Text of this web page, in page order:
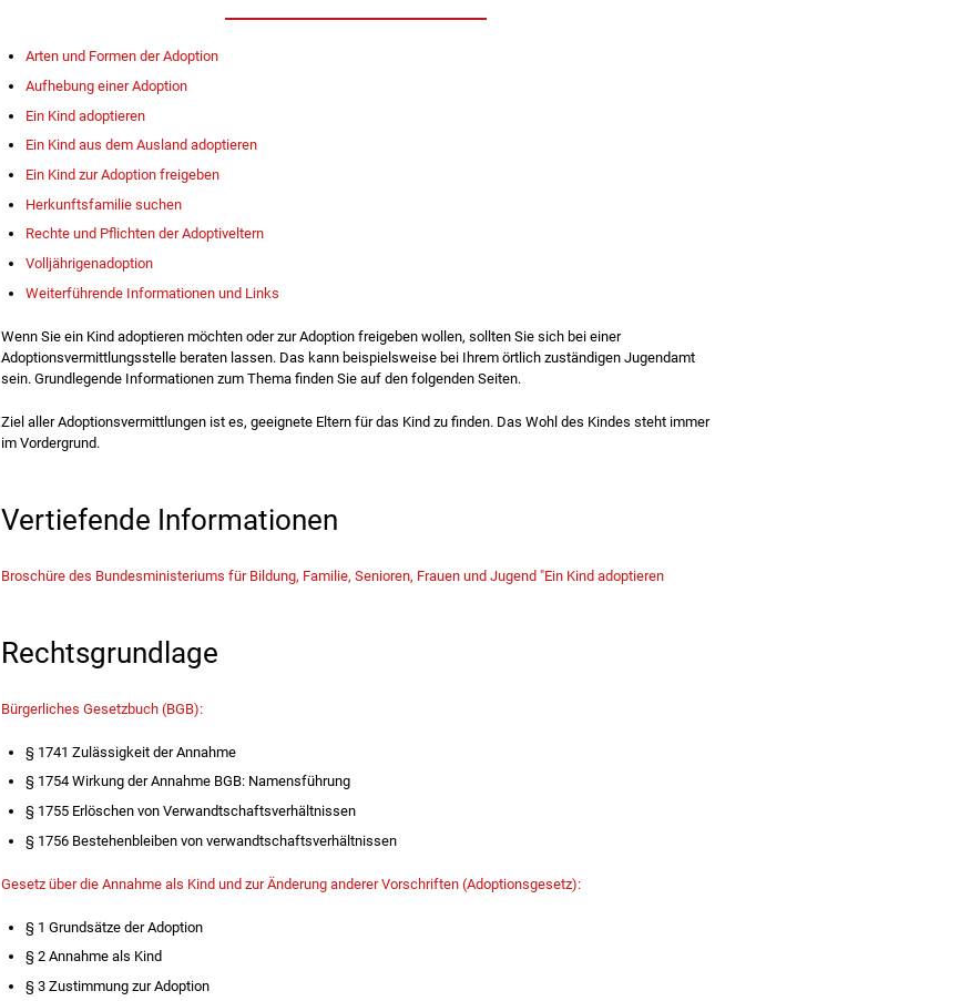
Arten und Formen der Adoption
Aufhebung einer Adoption
Ein Kind adoptieren
Ein Kind aus dem Ausland adoptieren
Ein Kind zur Adoption freigeben
Herkunftsfamilie suchen
Rechte und Pflichten der Adoptiveltern
Volljährigenadoption
Weiterführende Informationen und Links
Wenn Sie ein Kind adoptieren möchten oder zur Adoption freigeben wollen, sollten Sie sich bei einer
Adoptionsvermittlungsstelle beraten lassen. Das kann beispielsweise bei Ihrem örtlich zuständigen Jugendamt
sein. Grundlegende Informationen zum Thema finden Sie auf den folgenden Seiten.
Ziel aller Adoptionsvermittlungen ist es, geeignete Eltern für das Kind zu finden. Das Wohl des Kindes steht immer
im Vordergrund.
Vertiefende Informationen
Broschüre des Bundesministeriums für Bildung, Familie, Senioren, Frauen und Jugend "Ein Kind adoptieren
Rechtsgrundlage
Bürgerliches Gesetzbuch (BGB):
§ 1741 Zulässigkeit der Annahme
§ 1754 Wirkung der Annahme BGB: Namensführung
§ 1755 Erlöschen von Verwandtschaftsverhältnissen
§ 1756 Bestehenbleiben von verwandtschaftsverhältnissen
Gesetz über die Annahme als Kind und zur Änderung anderer Vorschriften (Adoptionsgesetz):
§ 1Grundsätze der Adoption
§ 2Annahme als Kind
§ 3Zustimmung zur Adoption